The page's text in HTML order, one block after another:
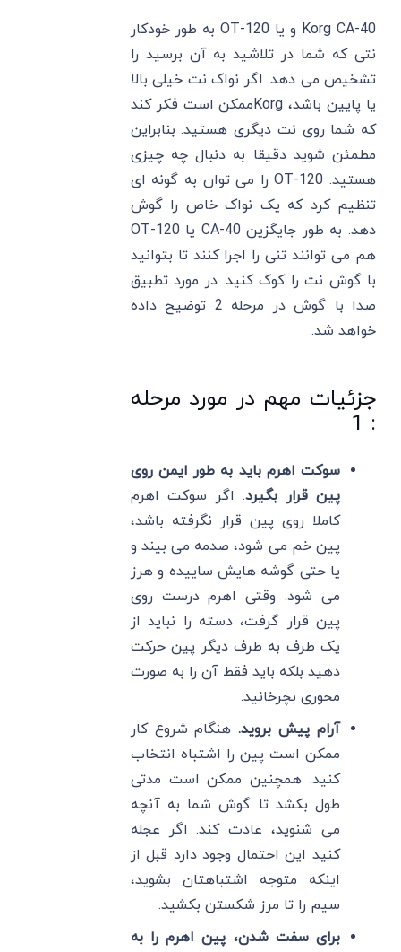
Korg CA-40 و یا OT-120 به طور خودکار
نتی که شما در تلاشید به آن برسید را
تشخیص می دهد. اگر نواک نت خیلی بالا
یا پایین باشد، Korgممکن است فکر کند
که شما روی نت دیگری هستید. بنابراین
مطمئن شوید دقیقا به دنبال چه چیزی
هستید. OT-120 را می توان به گونه ای
تنظیم کرد که یک نواک خاص را گوش
دهد. به طور جایگزین CA-40 یا OT-120
هم می توانند تنی را اجرا کنند تا بتوانید
با گوش نت را کوک کنید. در مورد تطبیق
صدا با گوش در مرحله 2 توضیح داده
خواهد شد.
جزئیات مهم در مورد مرحله
: 1
سوکت اهرم باید به طور ایمن روی
پین قرار بگیرد. اگر سوکت اهرم
کاملا روی پین قرار نگرفته باشد،
پین خم می شود، صدمه می بیند و
یا حتی گوشه هایش ساییده و هرز
می شود. وقتی اهرم درست روی
پین قرار گرفت، دسته را نباید از
یک طرف به طرف دیگر پین حرکت
دهید بلکه باید فقط آن را به صورت
محوری بچرخانید.
آرام پیش بروید.هنگام شروع کار
ممکن است پین را اشتباه انتخاب
کنید. همچنین ممکن است مدتی
طول بکشد تا گوش شما به آنچه
می شنوید، عادت کند. اگر عجله
کنید این احتمال وجود دارد قبل از
اینکه متوجه اشتباهتان بشوید،
سیم را تا مرز شکستن بکشید.
برای سفت شدن، پین اهرم را به